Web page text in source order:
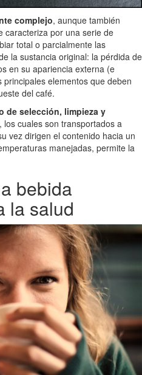
complejo, aunque también
caracteriza por una serie de
total o parcialmente las
la sustancia original: la pérdida de
en su apariencia externa (e
elementos que deben
del café.
de selección, limpieza y
, los cuales son transportados a
vez dirigen el contenido hacia un
manejadas, permite la
bebida
la salud